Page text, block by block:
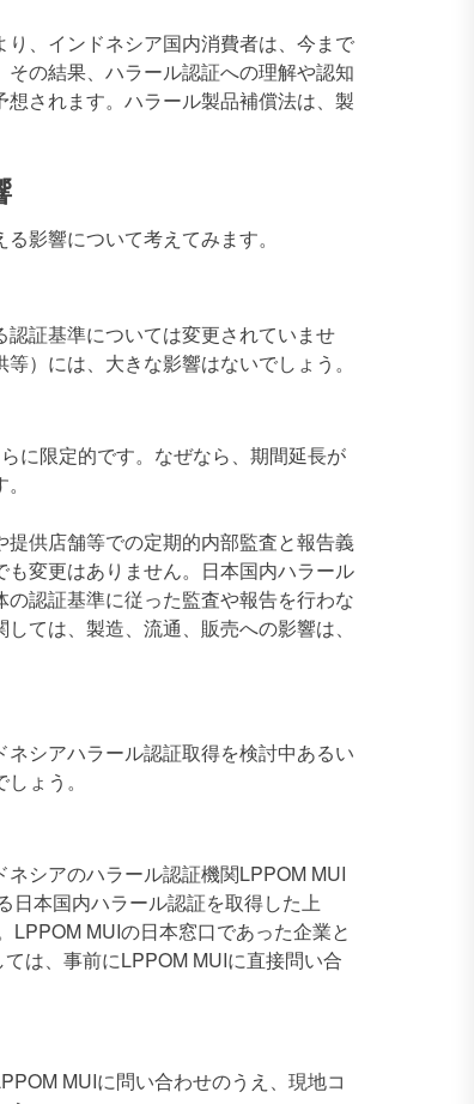
、インドネシア国内消費者は、今まで
の結果、ハラール認証への理解や認知
されます。ハラール製品補償法は、製
影響について考えてみます。
証基準については変更されていませ
）には、大きな影響はないでしょう。
に限定的です。なぜなら、期間延長が
供店舗等での定期的内部監査と報告義
変更はありません。日本国内ハラール
認証基準に従った監査や報告を行わな
ては、製造、流通、販売への影響は、
シアハラール認証取得を検討中あるい
ょう。
シアのハラール認証機関LPPOM MUI
日本国内ハラール認証を取得した上
MUIの日本窓口であった企業と
は、事前にLPPOM MUIに直接問い合
MUIに問い合わせのうえ、現地コ